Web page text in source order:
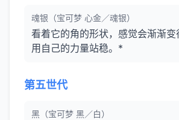
魂银（宝可梦 心金／魂银）
看着它的角的形状，感觉会渐渐变
用自己的力量站稳。*
第五世代
黑（宝可梦 黑／白）